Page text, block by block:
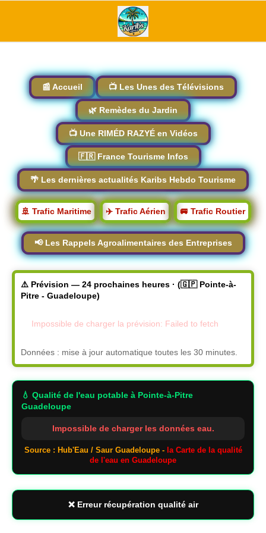
📰 Accueil 📺 Les Unes des Télévisions
🌿 Remèdes du Jardin
📺 Une RIMÉD RAZYÉ en Vidéos
🇫🇷 France Tourisme Infos
🌴 Les dernières actualités Karibs Hebdo Tourisme
🚢 Trafic Maritime ✈️ Trafic Aérien 🚐 Trafic Routier
📢 Les Rappels Agroalimentaires des Entreprises
⚠️ Prévision — 24 prochaines heures · (🇬🇵 Pointe-à-
Pitre - Guadeloupe)
Impossible de charger la prévision: Failed to fetch
Données : mise à jour automatique toutes les 30 minutes.
💧 Qualité de l'eau potable à Pointe-à-Pitre
Guadeloupe
Impossible de charger les données eau.
Source : Hub'Eau / Saur Guadeloupe - la Carte de la qualité
de l'eau en Guadeloupe
❌ Erreur récupération qualité air